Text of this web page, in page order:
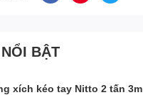
BẬT
xích kéo tay Nitto 2 tấn 3m